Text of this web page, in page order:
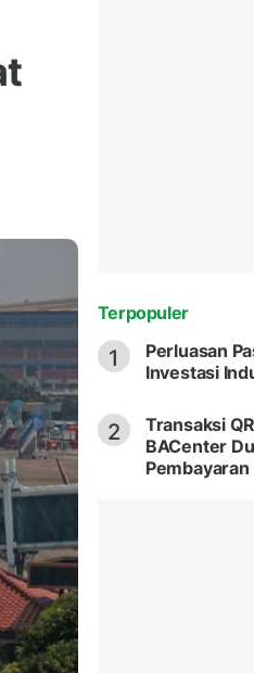
Terpopuler
1
Perluasan
Investasi
2
Transaksi
BACenter
Pembayaran